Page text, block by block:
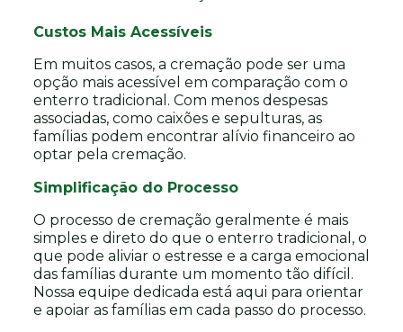
Custos Mais Acessíveis
Em muitos casos, a cremação pode ser uma
opção mais acessível em comparação com o
enterro tradicional. Com menos despesas
associadas, como caixões e sepulturas, as
famílias podem encontrar alívio financeiro ao
optar pela cremação.
Simplificação do Processo
O processo de cremação geralmente é mais
simples e direto do que o enterro tradicional, o
que pode aliviar o estresse e a carga emocional
das famílias durante um momento tão difícil.
Nossa equipe dedicada está aqui para orientar
e apoiar as famílias em cada passo do processo.